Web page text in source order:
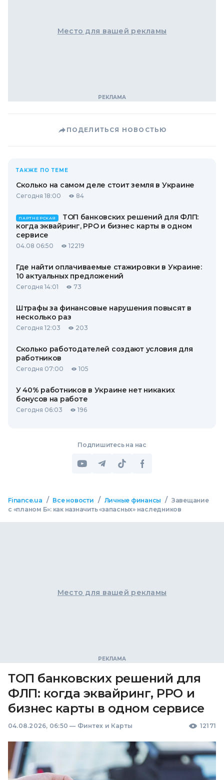
Место для вашей рекламы
ПОДЕЛИТЬСЯ НОВОСТЬЮ
ТАКЖЕ ПО ТЕМЕ
Сколько на самом деле стоит земля в Украине
Сегодня 18:00 84
ПАРТНЕРСКАЯ
ТОП банковских решений для ФЛП:
когда эквайринг, РРО и бизнес карты в одном
сервисе
04.08 06:50 12219
Где найти оплачиваемые стажировки в Украине:
10 актуальных предложений
Сегодня 14:01 73
Штрафы за финансовые нарушения повысят в
несколько раз
Сегодня 12:03 203
Сколько работодателей создают условия для
работников
Сегодня 07:00 105
У 40% работников в Украине нет никаких
бонусов на работе
Сегодня 06:03 196
Подпишитесь на нас
Finance.ua / Все новости / Личные финансы / Завещание
с «планом Б»: как назначить «запасных» наследников
Место для вашей рекламы
ТОП банковских решений для
ФЛП: когда эквайринг, РРО и
бизнес карты в одном сервисе
04.08.2026, 06:50 — Финтех и Карты 12171